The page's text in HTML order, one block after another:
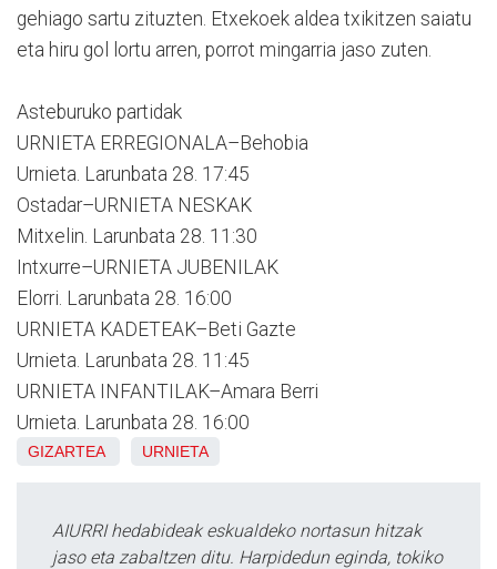
gehiago sartu zituzten. Etxekoek aldea txikitzen saiatu
eta hiru gol lortu arren, porrot mingarria jaso zuten.
Asteburuko partidak
URNIETA ERREGIONALA–Behobia
Urnieta. Larunbata 28. 17:45
Ostadar–URNIETA NESKAK
Mitxelin. Larunbata 28. 11:30
Intxurre–URNIETA JUBENILAK
Elorri. Larunbata 28. 16:00
URNIETA KADETEAK–Beti Gazte
Urnieta. Larunbata 28. 11:45
URNIETA INFANTILAK–Amara Berri
Urnieta. Larunbata 28. 16:00
GIZARTEA URNIETA
AIURRI hedabideak eskualdeko nortasun hitzak
jaso eta zabaltzen ditu. Harpidedun eginda, tokiko